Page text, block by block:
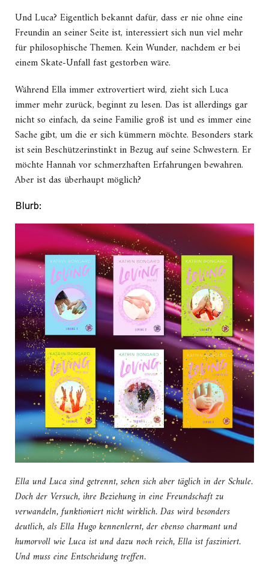
Und Luca? Eigentlich bekannt dafür, dass er nie ohne eine
Freundin an seiner Seite ist, interessiert sich nun viel mehr
für philosophische Themen. Kein Wunder, nachdem er bei
einem Skate-Unfall fast gestorben wäre.
Während Ella immer extrovertiert wird, zieht sich Luca
immer mehr zurück, beginnt zu lesen. Das ist allerdings gar
nicht so einfach, da seine Familie groß ist und es immer eine
Sache gibt, um die er sich kümmern möchte. Besonders stark
ist sein Beschützerinstinkt in Bezug auf seine Schwestern. Er
möchte Hannah vor schmerzhaften Erfahrungen bewahren.
Aber ist das überhaupt möglich?
Blurb:
Ella und Luca sind getrennt, sehen sich aber täglich in der Schule.
Doch der Versuch, ihre Beziehung in eine Freundschaft zu
verwandeln, funktioniert nicht wirklich. Das wird besonders
deutlich, als Ella Hugo kennenlernt, der ebenso charmant und
humorvoll wie Luca ist und dazu noch reich, Ella ist fasziniert.
Und muss eine Entscheidung treffen.